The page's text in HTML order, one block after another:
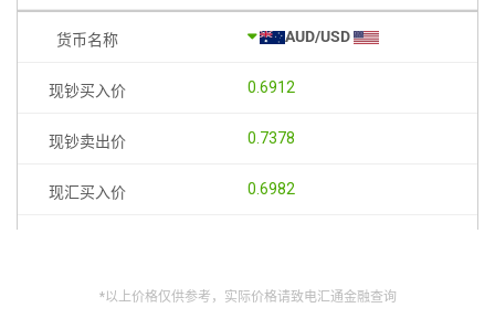
AUD/USD
0.6912
0.7378
0.6982
AUD/IDR
*以上价格仅供参考，实际价格请致电汇通金融查询